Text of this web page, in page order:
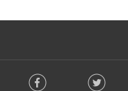
o Facebook Twitter